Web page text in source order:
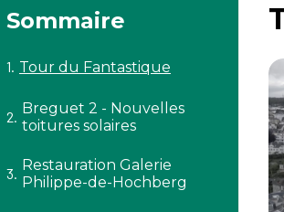
Sommaire
Tour du Fantastique
Breguet 2 - Nouvelles
toitures solaires
Restauration Galerie
Philippe-de-Hochberg